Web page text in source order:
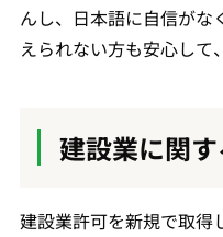
んし、日本語に自信がな
えられない方も安心して
建設業に関
建設業許可を新規で取得